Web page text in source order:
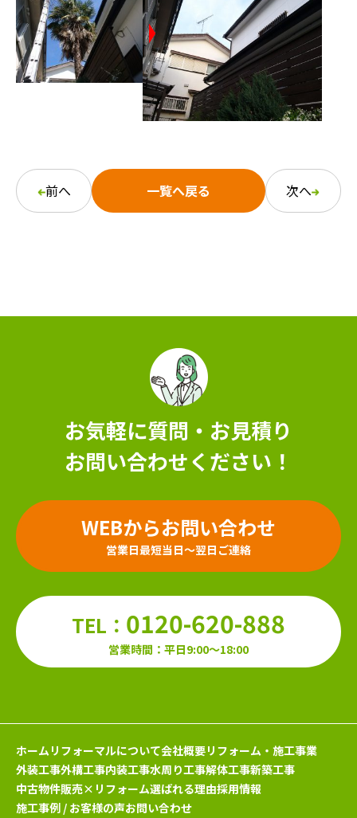
前へ 一覧へ戻る 次へ
お気軽に質問・お見積り
お問い合わせください！
WEBからお問い合わせ
営業日最短当日～翌日ご連絡
TEL： 0120-620-888
営業時間：平日9:00～18:00
ホーム リフォーマルについて会社概要リフォーム・施工事業
外装工事外構工事内装工事水周り工事解体工事新築工事
中古物件販売×リフォーム選ばれる理由採用情報
施工事例 / お客様の声お問い合わせ